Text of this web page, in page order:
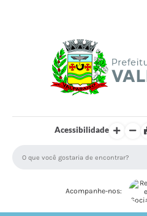
Acessibilidade
Acompanhe-nos: